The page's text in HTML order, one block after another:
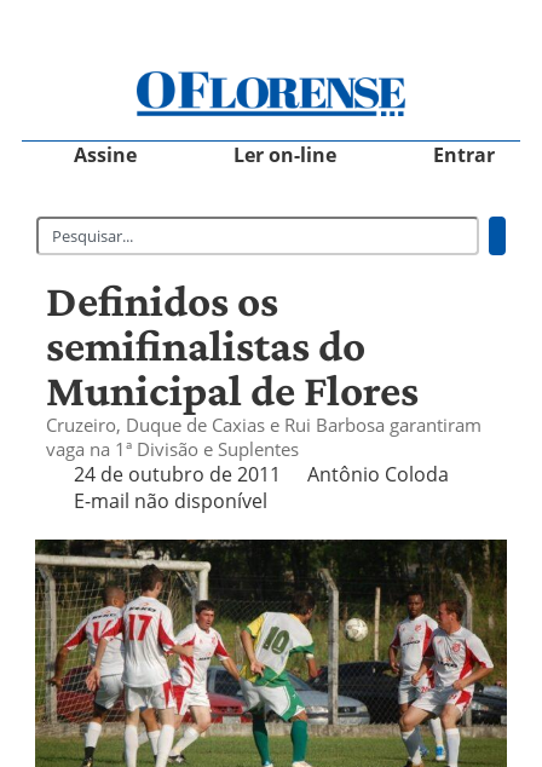
Assine Ler on-line Entrar
Definidos os
semifinalistas do
Municipal de Flores
Cruzeiro, Duque de Caxias e Rui Barbosa garantiram
vaga na 1ª Divisão e Suplentes
24 de outubro de 2011
Antônio Coloda
E-mail não disponível